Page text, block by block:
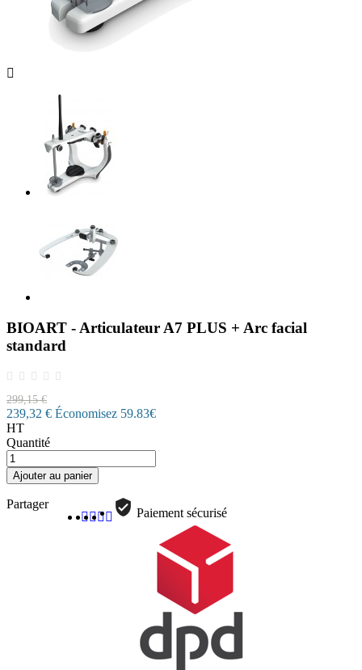

BIOART - Articulateur A7 PLUS + Arc facial
standard
299,15 €
239,32 € Économisez 59.83€
HT
Quantité
Ajouter au panier
Partager
Paiement sécurisé